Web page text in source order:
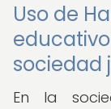
Uso de
sociedad
En la